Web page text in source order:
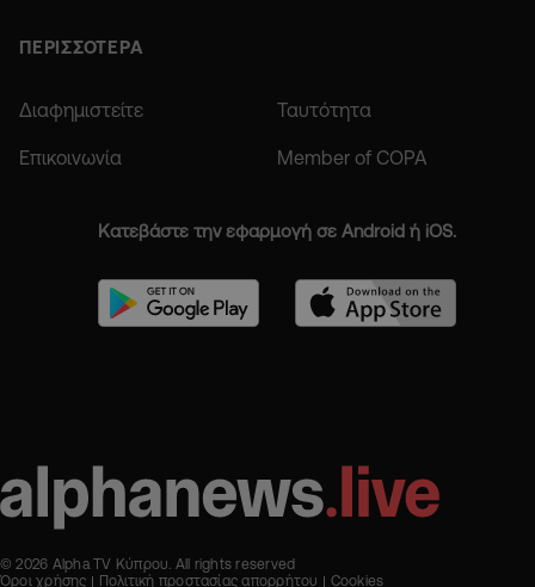
ΠΕΡΙΣΣΟΤΕΡΑ
Διαφημιστείτε Ταυτότητα
Επικοινωνία Member of COPA
Κατεβάστε την εφαρμογή σε Android ή iOS.
© 2026 Alpha TV Κύπρου. All rights reserved
Όροι χρήσης
Πολιτική προστασίας απορρήτου Cookies